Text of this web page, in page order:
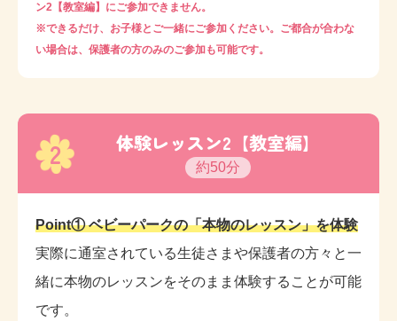
ン2【教室編】にご参加できません。
※できるだけ、お子様とご一緒にご参加ください。ご都合が合わな
い場合は、保護者の方のみのご参加も可能です。
2 体験レッスン2【教室編】
約50分
Point① ベビーパークの「本物のレッスン」を体験
実際に通室されている生徒さまや保護者の方々と一
緒に本物のレッスンをそのまま体験することが可能
です。